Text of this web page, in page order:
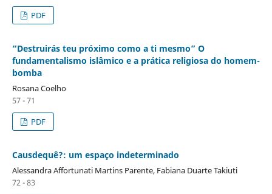
PDF
“Destruirás teu próximo como a ti mesmo” O
fundamentalismo islâmico e a prática religiosa do homem-
bomba
Rosana Coelho
57 - 71
PDF
Causdequê?: um espaço indeterminado
Alessandra Affortunati Martins Parente, Fabiana Duarte Takiuti
72 - 83